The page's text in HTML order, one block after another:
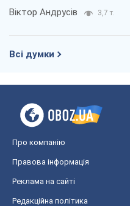
Віктор Андрусів 3,7 т.
Всі думки
Про компанію
Правова інформація
Реклама на сайті
Редакційна політика